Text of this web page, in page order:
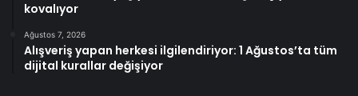
kovalıyor
Ağustos 7, 2026
Alışveriş yapan herkesi ilgilendiriyor: 1 Ağustos’ta tüm
dijital kurallar değişiyor